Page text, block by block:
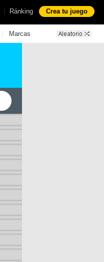
| Ránking Crea tu juego
| Marcas